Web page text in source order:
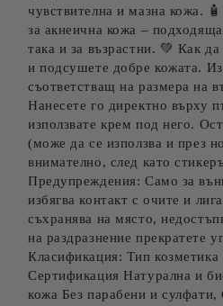
чувствителна и мазна кожа.
за акнеична кожа –
така и за възрастни. 💚 Как
и подсушете добре кожата.
съответстващ на размера на
Нанесете го директно върху
използвате крем под него.
(може да се използва и през
внимателно, след като
Предупреждения: Само за
избягва контакт с очите и
съхранява на място,
на раздразнение прекратете
Класификация: Тип козметика
Сертификация Натурална и
кожа Без парабени и